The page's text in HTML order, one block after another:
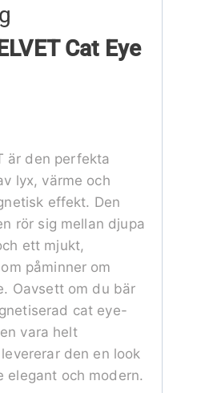
Cat Eye
är den perfekta
lyx, värme och
effekt. Den
rör sig mellan djupa
ett mjukt,
påminner om
Oavsett om du bär
cat eye-
vara helt
den en look
elegant och modern.